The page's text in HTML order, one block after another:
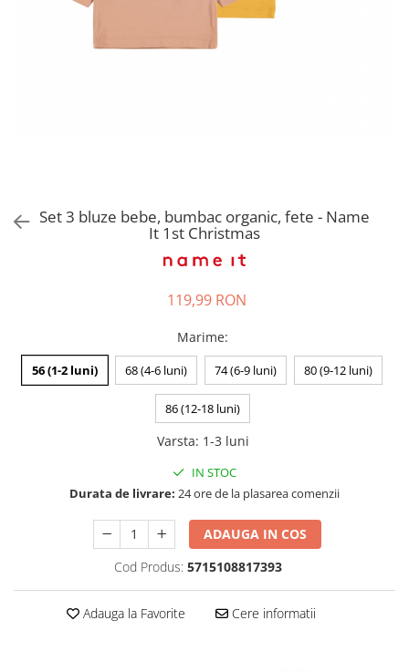
Pantaloni scurți pentru gravide
Set 3 bluze bebe, bumbac organic, fete - Name
It 1st Christmas
119,99 RON
Marime:
56 (1-2 luni) 68 (4-6 luni) 74 (6-9 luni) 80 (9-12 luni)
86 (12-18 luni)
Varsta: 1-3 luni
IN STOC
Durata de livrare: 24 ore de la plasarea comenzii
ADAUGA IN COS
Cod Produs: 5715108817393
Adauga la Favorite Cere informatii